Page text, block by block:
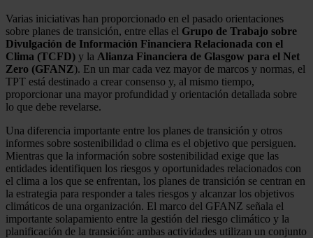
Varias iniciativas han proporcionado en el pasado orientaciones
sobre planes de transición, entre ellas el Grupo de Trabajo sobre
Divulgación de Información Financiera Relacionada con el
Clima (TCFD) y la Alianza Financiera de Glasgow para el Net
Zero (GFANZ). En un mar cada vez mayor de marcos y normas, el
TPT está destinado a crear consenso y, al mismo tiempo,
proporcionar una mayor profundidad y orientación detallada sobre
lo que debe revelarse.
Una diferencia importante entre los planes de transición y otros
informes sobre sostenibilidad o clima es el objetivo que persiguen.
Mientras que la información sobre sostenibilidad exige que las
entidades identifiquen los riesgos y oportunidades relacionados con
el clima a los que se enfrentan, los planes de transición se centran en
la estrategia para responder a tales riesgos y alcanzar los objetivos
climáticos de una organización. El marco del GFANZ señala el
importante solapamiento entre la gestión del riesgo climático y la
planificación de la transición: ambas actividades utilizan un conjunto